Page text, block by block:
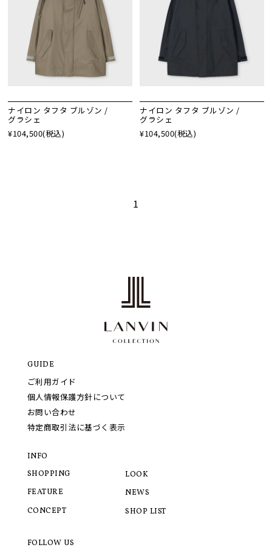
ナイロン タフタ ブルゾン /
グラシェ
¥104,500(税込)
ナイロン タフタ ブルゾン /
グラシェ
¥104,500(税込)
1
GUIDE
ご利用ガイド
個人情報保護方針について
お問い合わせ
特定商取引法に基づく表示
INFO
SHOPPING
FEATURE
CONCEPT
LOOK
NEWS
SHOP LIST
FOLLOW US